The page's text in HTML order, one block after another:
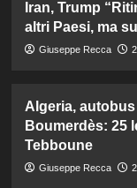
Iran, Trump
altri Paesi, ma
Giuseppe Recca
Algeria,
Boumerdès: 25
Tebboune
Giuseppe Recca